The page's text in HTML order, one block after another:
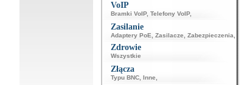
VoIP
Bramki VoIP, Telefony VoIP,
Zasilanie
Adaptery PoE Zasilacze Zabezpieczenia
Zdrowie
Wszystkie
Złącza
Typu BNC, Inne